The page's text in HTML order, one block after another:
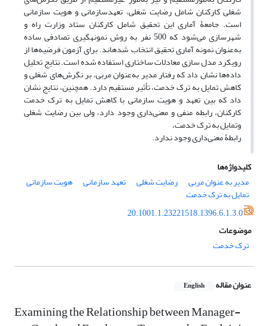
شغلی کارکنان شامل رضایت شغلی، تعهدسازمانی و هویت سازمانی
است. جامعۀ آماری این تحقیق شامل کارکنان ستاد وزارت راه و
شهرسازی می‌شود که 500 نفر به روش نمونه­گیری تصادفی ساده
به‌عنوان نمونه آماری تحقیق انتخاب شده­اند. برای آزمون فرضیه‌ها از
رویکرد مدل سازی معادلات ساختاری استفاده شده است. نتایج تحلیل
داده‌ها نشان داد که رفتار مدیر به‌عنوان مربی، بر نگرش‌های شغلی و
کاهش تمایل به ترک خدمت، تأثیر مستقیم دارد. همچنین، نتایج نشان
داد که بین تعهد و هویت سازمانی با کاهش تمایل به ترک خدمت
کارکنان، رابطه منفی و معنی‌داری وجود دارد، ولی بین رضایت شغلی
وتمایل به ترک خدمت،
رابطۀ معنی‌داری وجود ندارد.
کلیدواژه‌ها
مدیر به عنوان مربی
رضایت شغلی تعهد سازمانی هویت سازمانی
تمایل به ترک خدمت
20.1001.1.23221518.1396.6.1.3.0
موضوعات
ترک خدمت
عنوان مقاله English
Examining the Relationship between Manager-